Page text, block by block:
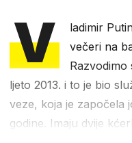
V
ladimir
večeri na
ljeto 2013. i to je bio
veze, koja je započela
godine. Imaju dvije